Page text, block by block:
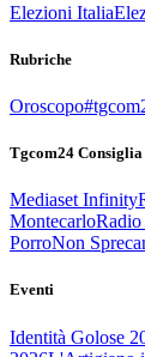
Elezioni Italia
Rubriche
Oroscopo
Tgcom24 Consiglia
Mediaset Infinity
MontecarloRadio
PorroNon
Eventi
Identità Golose